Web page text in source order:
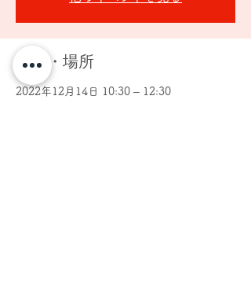
日時・場所
2022年12月14日 10:30 – 12:30